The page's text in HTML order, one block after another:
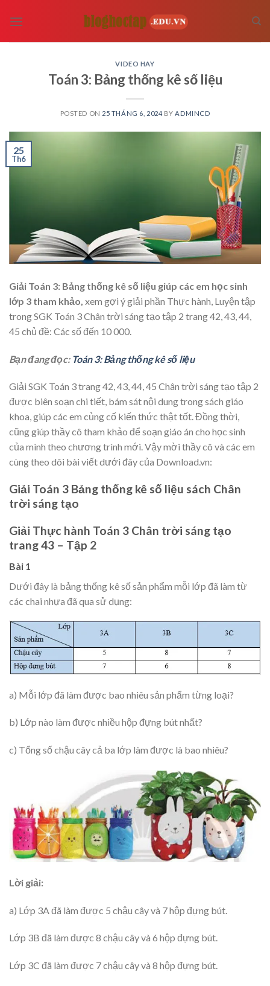
VIDEO HAY
Toán 3: Bảng thống kê số liệu
POSTED ON 25 THÁNG 6, 2024 BY ADMINCD
25
Th6
Giải Toán 3: Bảng thống kê số liệu giúp các em học sinh
lớp 3 tham khảo, xem gợi ý giải phần Thực hành, Luyện tập
trong SGK Toán 3 Chân trời sáng tạo tập 2 trang 42, 43, 44,
45 chủ đề: Các số đến 10 000.
Bạn đang đọc: Toán 3: Bảng thống kê số liệu
Giải SGK Toán 3 trang 42, 43, 44, 45 Chân trời sáng tạo tập 2
được biên soạn chi tiết, bám sát nội dung trong sách giáo
khoa, giúp các em củng cố kiến thức thật tốt. Đồng thời,
cũng giúp thầy cô tham khảo để soạn giáo án cho học sinh
của mình theo chương trình mới. Vậy mời thầy cô và các em
cùng theo dõi bài viết dưới đây của Download.vn:
Giải Toán 3 Bảng thống kê số liệu sách Chân
trời sáng tạo
Giải Thực hành Toán 3 Chân trời sáng tạo
trang 43 – Tập 2
Bài 1
Dưới đây là bảng thống kê số sản phẩm mỗi lớp đã làm từ
các chai nhựa đã qua sử dụng:
a) Mỗi lớp đã làm được bao nhiêu sản phẩm từng loại?
b) Lớp nào làm được nhiều hộp đựng bút nhất?
c) Tổng số chậu cây cả ba lớp làm được là bao nhiêu?
Lời giải:
a) Lớp 3A đã làm được 5 chậu cây và 7 hộp đựng bút.
Lớp 3B đã làm được 8 chậu cây và 6 hộp đựng bút.
Lớp 3C đã làm được 7 chậu cây và 8 hộp đựng bút.